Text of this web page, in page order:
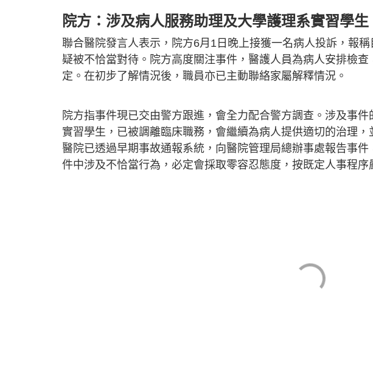
院方：涉及病人服務助理及大學護理系實習學生
聯合醫院發言人表示，院方6月1日晚上接獲一名病人投訴，報
疑被不恰當對待。院方高度關注事件，醫護人員為病人安排檢
定。在初步了解情況後，職員亦已主動聯絡家屬解釋情況。
院方指事件現已交由警方跟進，會全力配合警方調查。涉及事
實習學生，已被調離臨床職務，會繼續為病人提供適切的治理，
醫院已透過早期事故通報系統，向醫院管理局總辦事處報告事
件中涉及不恰當行為，必定會採取零容忍態度，按既定人事程序